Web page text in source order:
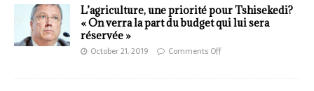
L’agriculture, une priorité pour Tshisekedi?
« On verra la part du budget qui lui sera
réservée »
October 21, 2019 Comments Off